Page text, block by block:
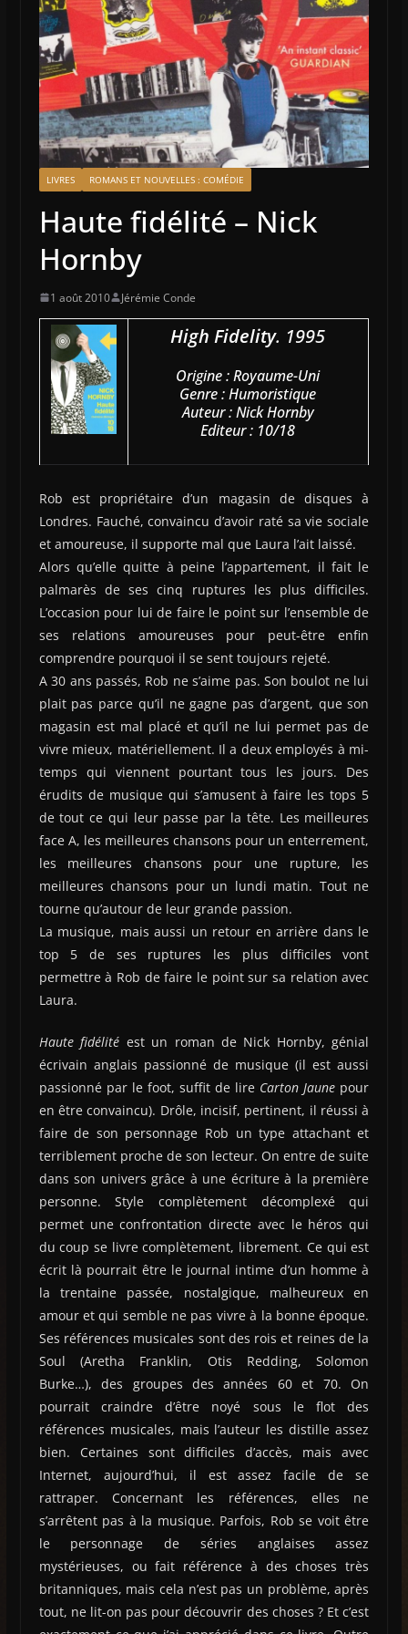
LIVRES ROMANS ET NOUVELLES : COMÉDIE
Haute fidélité – Nick
Hornby
1 août 2010 Jérémie Conde
High Fidelity. 1995
Origine : Royaume-Uni
Genre : Humoristique
Auteur : Nick Hornby
Editeur : 10/18
Rob est propriétaire d’un magasin de disques à
Londres. Fauché, convaincu d’avoir raté sa vie sociale
et amoureuse, il supporte mal que Laura l’ait laissé.
Alors qu’elle quitte à peine l’appartement, il fait le
palmarès de ses cinq ruptures les plus difficiles.
L’occasion pour lui de faire le point sur l’ensemble de
ses relations amoureuses pour peut-être enfin
comprendre pourquoi il se sent toujours rejeté.
A 30 ans passés, Rob ne s’aime pas. Son boulot ne lui
plait pas parce qu’il ne gagne pas d’argent, que son
magasin est mal placé et qu’il ne lui permet pas de
vivre mieux, matériellement. Il a deux employés à mi-
temps qui viennent pourtant tous les jours. Des
érudits de musique qui s’amusent à faire les tops 5
de tout ce qui leur passe par la tête. Les meilleures
face A, les meilleures chansons pour un enterrement,
les meilleures chansons pour une rupture, les
meilleures chansons pour un lundi matin. Tout ne
tourne qu’autour de leur grande passion.
La musique, mais aussi un retour en arrière dans le
top 5 de ses ruptures les plus difficiles vont
permettre à Rob de faire le point sur sa relation avec
Laura.
Haute fidélité est un roman de Nick Hornby, génial
écrivain anglais passionné de musique (il est aussi
passionné par le foot, suffit de lire Carton Jaune pour
en être convaincu). Drôle, incisif, pertinent, il réussi à
faire de son personnage Rob un type attachant et
terriblement proche de son lecteur. On entre de suite
dans son univers grâce à une écriture à la première
personne. Style complètement décomplexé qui
permet une confrontation directe avec le héros qui
du coup se livre complètement, librement. Ce qui est
écrit là pourrait être le journal intime d’un homme à
la trentaine passée, nostalgique, malheureux en
amour et qui semble ne pas vivre à la bonne époque.
Ses références musicales sont des rois et reines de la
Soul (Aretha Franklin, Otis Redding, Solomon
Burke…), des groupes des années 60 et 70. On
pourrait craindre d’être noyé sous le flot des
références musicales, mais l’auteur les distille assez
bien. Certaines sont difficiles d’accès, mais avec
Internet, aujourd’hui, il est assez facile de se
rattraper. Concernant les références, elles ne
s’arrêtent pas à la musique. Parfois, Rob se voit être
le personnage de séries anglaises assez
mystérieuses, ou fait référence à des choses très
britanniques, mais cela n’est pas un problème, après
tout, ne lit-on pas pour découvrir des choses ? Et c’est